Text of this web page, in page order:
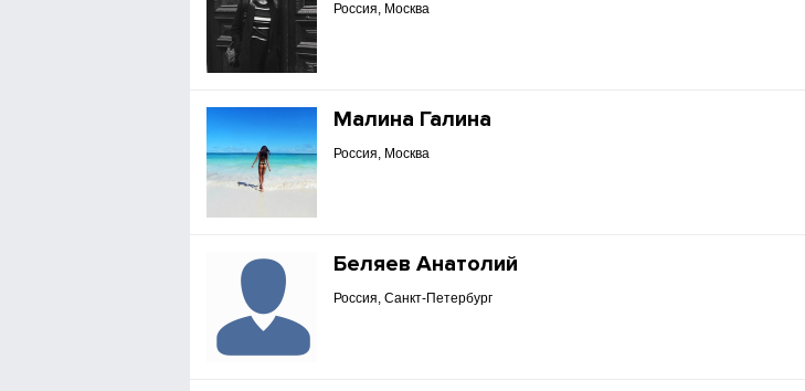
Россия, Москва
Малина Галина
Россия, Москва
Беляев Анатолий
Россия, Санкт-Петербург